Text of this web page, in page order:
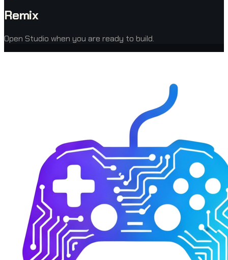
Remix
Open Studio when you are ready to build.